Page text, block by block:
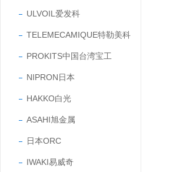
ULVOIL爱发科
TELEMECAMIQUE特勒美科
PROKITS中国台湾宝工
NIPRON日本
HAKKO白光
ASAHI旭金属
日本ORC
IWAKI易威奇